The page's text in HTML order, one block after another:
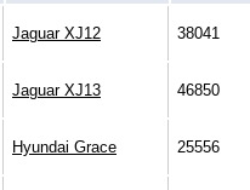
Jaguar XJ12 38041
Jaguar XJ13 46850
Hyundai Grace 25556